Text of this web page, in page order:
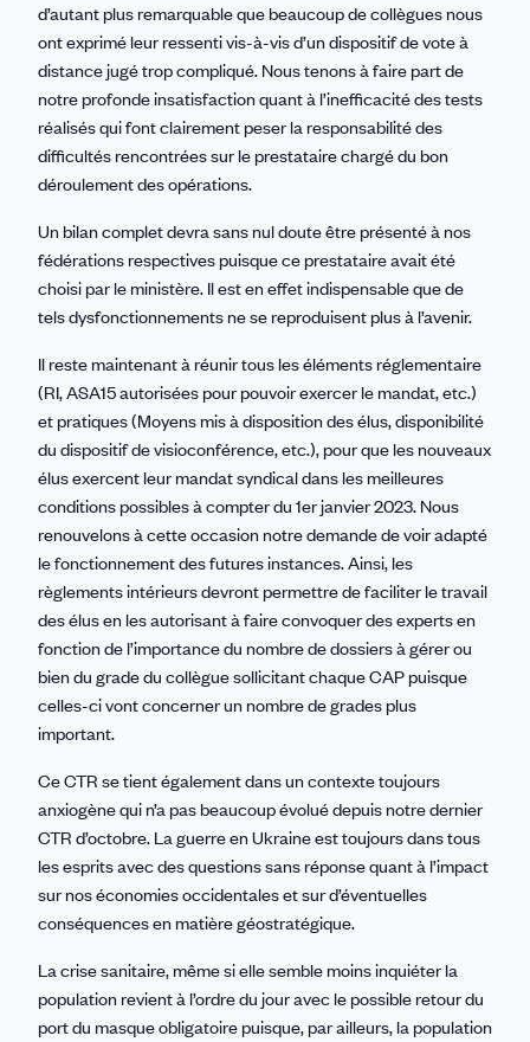
d’autant plus remarquable que beaucoup de collègues nous
ont exprimé leur ressenti vis-à-vis d’un dispositif de vote à
distance jugé trop compliqué. Nous tenons à faire part de
notre profonde insatisfaction quant à l’inefficacité des tests
réalisés qui font clairement peser la responsabilité des
difficultés rencontrées sur le prestataire chargé du bon
déroulement des opérations.
Un bilan complet devra sans nul doute être présenté à nos
fédérations respectives puisque ce prestataire avait été
choisi par le ministère. Il est en effet indispensable que de
tels dysfonctionnements ne se reproduisent plus à l’avenir.
Il reste maintenant à réunir tous les éléments réglementaire
(RI, ASA15 autorisées pour pouvoir exercer le mandat, etc.)
et pratiques (Moyens mis à disposition des élus, disponibilité
du dispositif de visioconférence, etc.), pour que les nouveaux
élus exercent leur mandat syndical dans les meilleures
conditions possibles à compter du 1er janvier 2023. Nous
renouvelons à cette occasion notre demande de voir adapté
le fonctionnement des futures instances. Ainsi, les
règlements intérieurs devront permettre de faciliter le travail
des élus en les autorisant à faire convoquer des experts en
fonction de l’importance du nombre de dossiers à gérer ou
bien du grade du collègue sollicitant chaque CAP puisque
celles-ci vont concerner un nombre de grades plus
important.
Ce CTR se tient également dans un contexte toujours
anxiogène qui n’a pas beaucoup évolué depuis notre dernier
CTR d’octobre. La guerre en Ukraine est toujours dans tous
les esprits avec des questions sans réponse quant à l’impact
sur nos économies occidentales et sur d’éventuelles
conséquences en matière géostratégique.
La crise sanitaire, même si elle semble moins inquiéter la
population revient à l’ordre du jour avec le possible retour du
port du masque obligatoire puisque, par ailleurs, la population